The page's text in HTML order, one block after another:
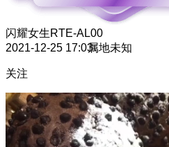
闪耀女生RTE-AL00
2021-12-25 17:03属地未知
关注